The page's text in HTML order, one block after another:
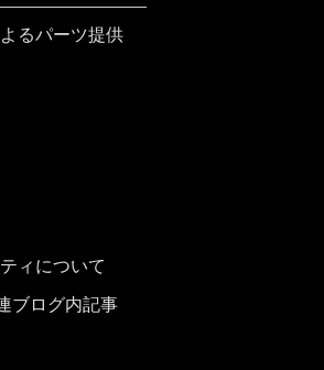
るパーツ提供
ィについて
ブログ内記事